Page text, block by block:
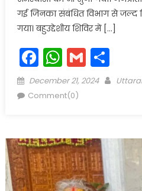
गई जिनका संबंधित विभाग से जल्द
गया। बहुउद्देशीय शिविर में […]
Facebook
Gmail
Posted
on
December 21, 2024 Author
Comment(0)